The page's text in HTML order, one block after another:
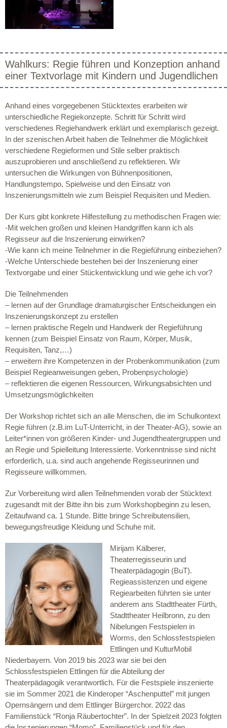
Wahlkurs: Regie führen und Konzeption anhand
einer Textvorlage mit Kindern und Jugendlichen
Anhand eines vorgegebenen Stücktextes erarbeiten wir
unterschiedliche Regiekonzepte. Schritt für Schritt wird
verschiedenes Regiehandwerk erklärt und exemplarisch gezeigt.
In der szenischen Arbeit haben die Teilnehmer die Möglichkeit
verschiedene Regieformen und Stile selber praktisch
auszuprobieren und anschließend zu reflektieren. Wir
untersuchen die Wirkungen von Bühnenpositionen,
Handlungstempo, Spielweise und den Einsatz von
Inszenierungsmitteln wie zum Beispiel Requisiten und Medien.
Der Kurs gibt konkrete Hilfestellung zu methodischen Fragen wie:
-Mit welchen großen und kleinen Handgriffen kann ich als
Regisseur auf die Inszenierung einwirken?
-Wie kann ich meine Teilnehmer in die Regieführung einbeziehen?
-Welche Unterschiede bestehen bei der Inszenierung einer
Textvorgabe und einer Stückentwicklung und wie gehe ich vor?
Die Teilnehmenden
– lernen auf der Grundlage dramaturgischer Entscheidungen ein
Inszenierungskonzept zu erstellen
– lernen praktische Regeln und Handwerk der Regieführung
kennen (zum Beispiel Einsatz von Raum, Körper, Musik,
Requisiten, Tanz,…)
– erweitern ihre Kompetenzen in der Probenkommunikation (zum
Beispiel Regieanweisungen geben, Probenpsychologie)
– reflektieren die eigenen Ressourcen, Wirkungsabsichten und
Umsetzungsmöglichkeiten
Der Workshop richtet sich an alle Menschen, die im Schulkontext
Regie führen (z.B.im LuT-Unterricht, in der Theater-AG), sowie an
Leiter*innen von größeren Kinder- und Jugendtheatergruppen und
an Regie und Spielleitung Interessierte. Vorkenntnisse sind nicht
erforderlich, u.a. sind auch angehende Regisseurinnen und
Regisseure willkommen.
Zur Vorbereitung wird allen Teilnehmenden vorab der Stücktext
zugesandt mit der Bitte ihn bis zum Workshopbeginn zu lesen,
Zeitaufwand ca. 1 Stunde. Bitte bringe Schreibutensilien,
bewegungsfreudige Kleidung und Schuhe mit.
Mirijam Kälberer,
Theaterregisseurin und
Theaterpädagogin (BuT).
Regieassistenzen und eigene
Regiearbeiten führten sie unter
anderem ans Stadttheater Fürth,
Stadttheater Heilbronn, zu den
Nibelungen Festspielen in
Worms, den Schlossfestspielen
Ettlingen und KulturMobil
Niederbayern. Von 2019 bis 2023 war sie bei den
Schlossfestspielen Ettlingen für die Abteilung der
Theaterpädagogik verantwortlich. Für die Festspiele inszenierte
sie im Sommer 2021 die Kinderoper “Aschenputtel” mit jungen
Opernsängern und dem Ettlinger Bürgerchor. 2022 das
Familienstück “Ronja Räubertochter”. In der Spielzeit 2023 folgten